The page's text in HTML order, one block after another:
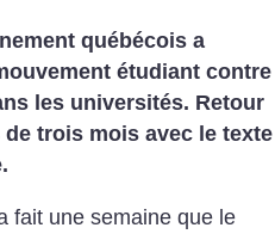
québécois a
étudiant contre
les universités. Retour
trois mois avec le texte
fait une semaine que le